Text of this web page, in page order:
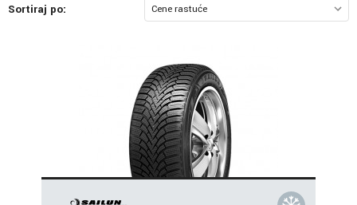
Sortiraj po: